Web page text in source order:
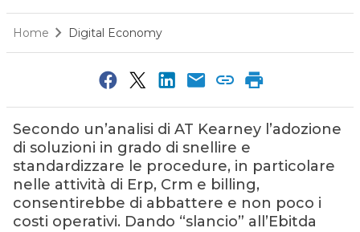
Home Digital Economy
Secondo un’analisi di AT Kearney l’adozione
di soluzioni in grado di snellire e
standardizzare le procedure, in particolare
nelle attività di Erp, Crm e billing,
consentirebbe di abbattere e non poco i
costi operativi. Dando “slancio” all’Ebitda